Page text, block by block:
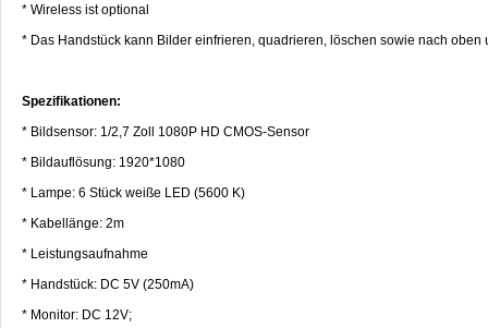
* Wireless ist optional
* Das Handstück kann Bilder einfrieren, quadrieren, löschen sowie nach oben
Spezifikationen:
* Bildsensor: 1/2,7 Zoll 1080P HD CMOS-Sensor
* Bildauflösung: 1920*1080
* Lampe: 6 Stück weiße LED (5600 K)
* Kabellänge: 2m
* Leistungsaufnahme
* Handstück: DC 5V (250mA)
* Monitor: DC 12V;